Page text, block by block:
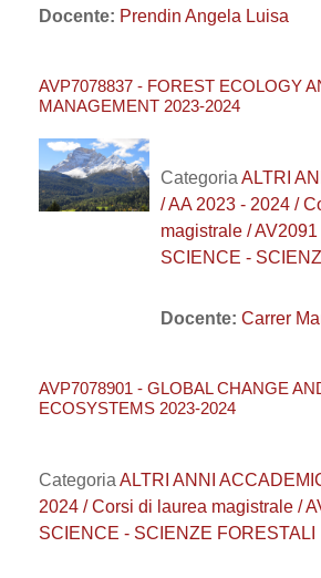
Docente: Prendin Angela Luisa
AVP7078837 - FOREST ECOLOGY
MANAGEMENT 2023-2024
Categoria ALTRI
/ AA 2023 - 2024 /
magistrale /
SCIENCE -
Docente: Carrer
AVP7078901 - GLOBAL CHANGE
ECOSYSTEMS 2023-2024
Categoria ALTRI ANNI
2024 / Corsi di laurea magistrale /
SCIENCE - SCIENZE FORESTALI